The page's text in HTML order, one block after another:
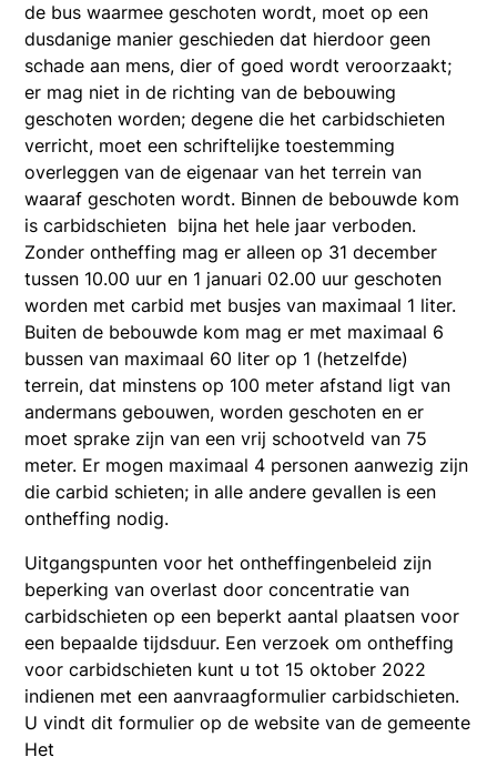
de bus waarmee geschoten wordt, moet op een
dusdanige manier geschieden dat hierdoor geen
schade aan mens, dier of goed wordt veroorzaakt;
er mag niet in de richting van de bebouwing
geschoten worden; degene die het carbidschieten
verricht, moet een schriftelijke toestemming
overleggen van de eigenaar van het terrein van
waaraf geschoten wordt. Binnen de bebouwde kom
is carbidschieten bijna het hele jaar verboden.
Zonder ontheffing mag er alleen op 31 december
tussen 10.00 uur en 1 januari 02.00 uur geschoten
worden met carbid met busjes van maximaal 1 liter.
Buiten de bebouwde kom mag er met maximaal 6
bussen van maximaal 60 liter op 1 (hetzelfde)
terrein, dat minstens op 100 meter afstand ligt van
andermans gebouwen, worden geschoten en er
moet sprake zijn van een vrij schootveld van 75
meter. Er mogen maximaal 4 personen aanwezig zijn
die carbid schieten; in alle andere gevallen is een
ontheffing nodig.
Uitgangspunten voor het ontheffingenbeleid zijn
beperking van overlast door concentratie van
carbidschieten op een beperkt aantal plaatsen voor
een bepaalde tijdsduur. Een verzoek om ontheffing
voor carbidschieten kunt u tot 15 oktober 2022
indienen met een aanvraagformulier carbidschieten.
U vindt dit formulier op de website van de gemeente
Het